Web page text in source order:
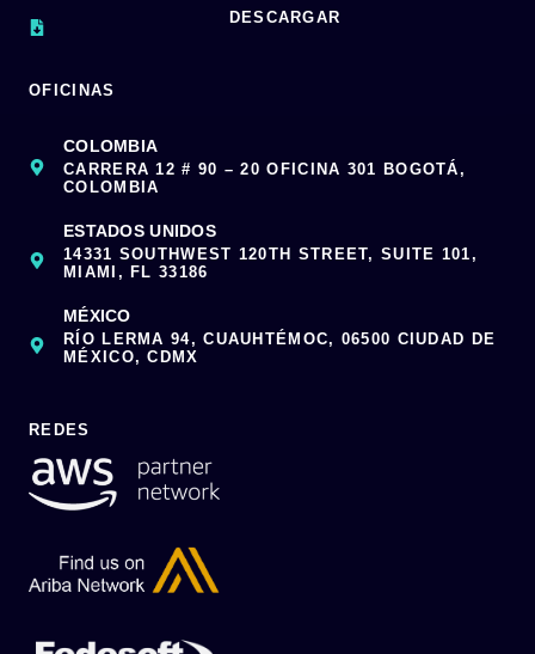
DESCARGAR
OFICINAS
COLOMBIA
CARRERA 12 # 90 – 20 OFICINA 301 BOGOTÁ,
COLOMBIA
ESTADOS UNIDOS
14331 SOUTHWEST 120TH STREET, SUITE 101,
MIAMI, FL 33186
MÉXICO
RÍO LERMA 94, CUAUHTÉMOC, 06500 CIUDAD DE
MÉXICO, CDMX
REDES